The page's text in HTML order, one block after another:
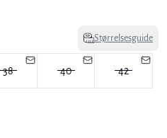
Størrelsesguide
38 40 42